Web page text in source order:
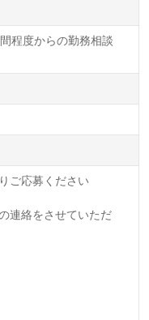
程度からの勤務相談
ご応募ください
連絡をさせていただ